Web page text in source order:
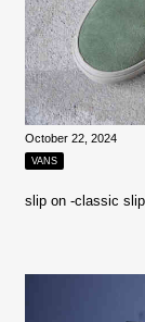
October 22, 2024
VANS
slip on -classic